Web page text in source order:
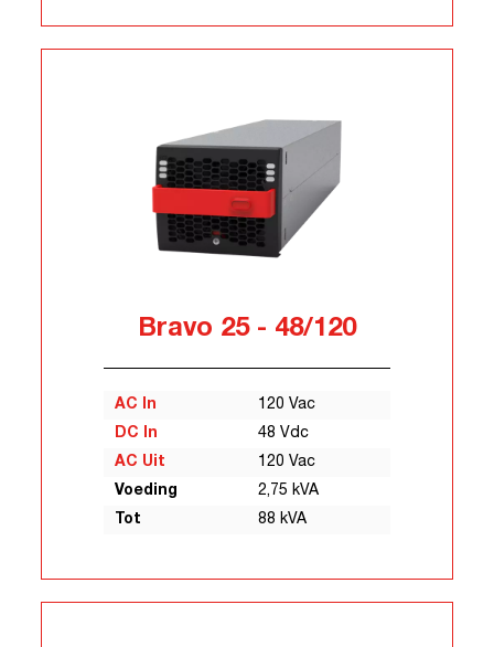
Bravo 25 - 48/120
AC In
120 Vac
DC In
48 Vdc
AC Uit
120 Vac
Voeding
2,75 kVA
Tot
88 kVA